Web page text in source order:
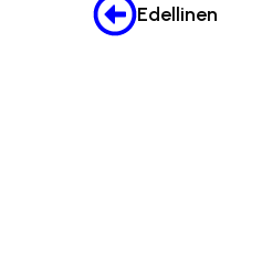
Edellinen